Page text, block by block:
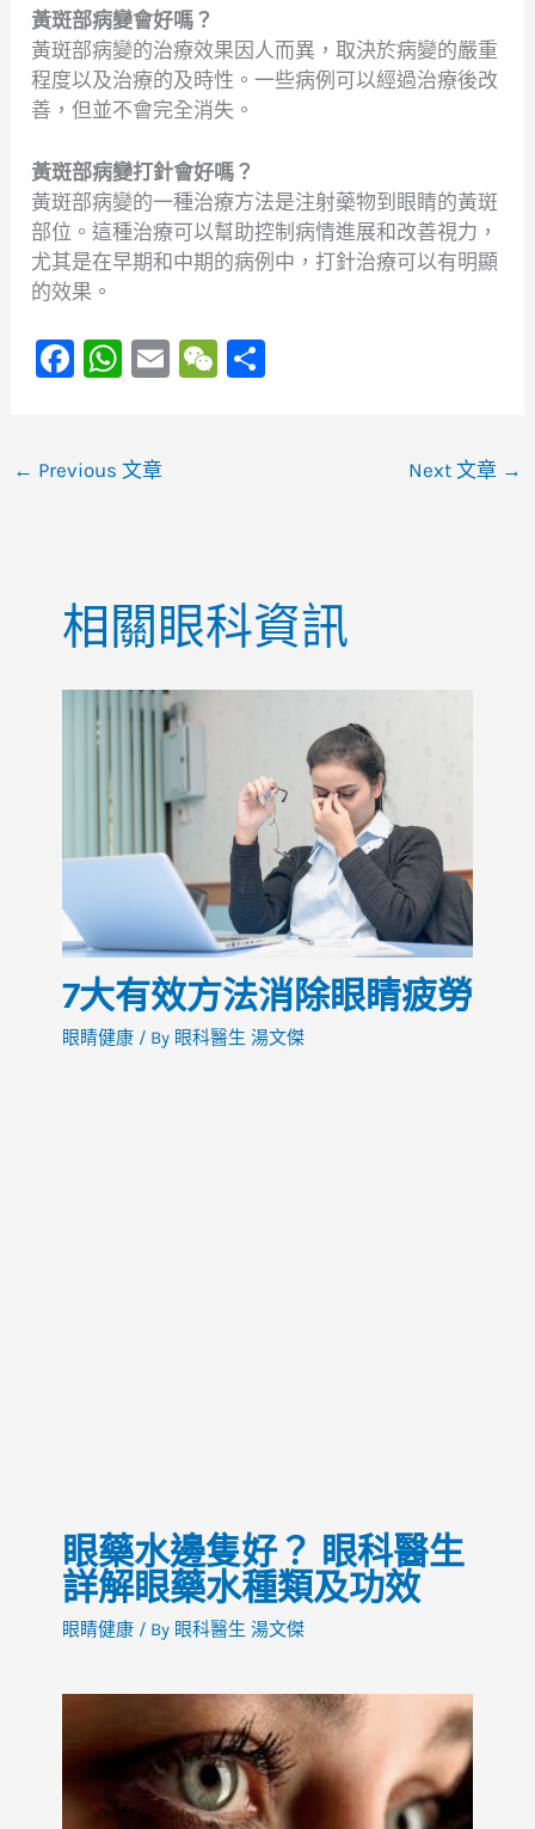
黃斑部病變會好嗎？
黃斑部病變的治療效果因人而異，取決於病變的嚴重
程度以及治療的及時性。一些病例可以經過治療後改
善，但並不會完全消失。
黃斑部病變打針會好嗎？
黃斑部病變的一種治療方法是注射藥物到眼睛的黃斑
部位。這種治療可以幫助控制病情進展和改善視力，
尤其是在早期和中期的病例中，打針治療可以有明顯
的效果。
F
e
k
W
s
E
W
← Previous 文章 Next 文章 →
相關眼科資訊
7大有效方法消除眼睛疲勞
眼睛健康/ By 眼科醫生 湯文傑
眼藥水邊隻好？ 眼科醫生
詳解眼藥水種類及功效
眼睛健康/ By 眼科醫生 湯文傑